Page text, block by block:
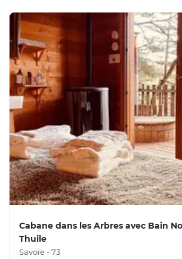
Cabane dans les Arbres avec Bain
Thuile
Savoie - 73